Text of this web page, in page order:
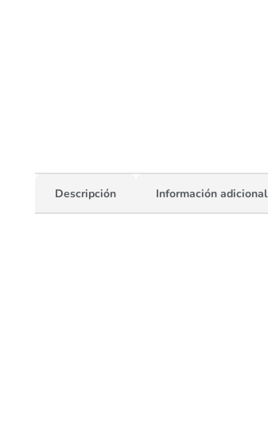
Descripción Información adicional